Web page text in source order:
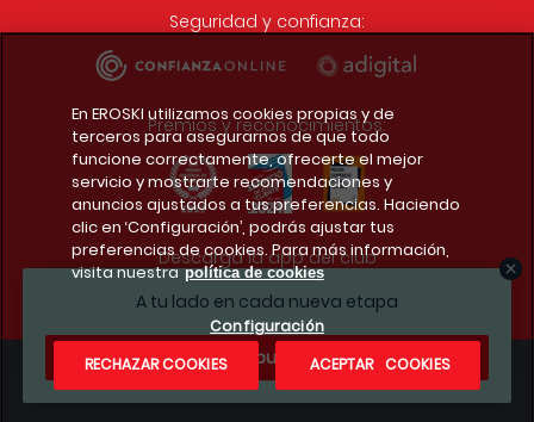
A tu lado en cada nueva etapa
¿Te apuntas?
Seguridad y confianza:
Premios y reconocimientos:
Descarga la app del club
Condiciones legales
En EROSKI utilizamos cookies propias y de
terceros para asegurarnos de que todo
funcione correctamente, ofrecerte el mejor
servicio y mostrarte recomendaciones y
anuncios ajustados a tus preferencias. Haciendo
clic en ‘Configuración’, podrás ajustar tus
preferencias de cookies. Para más información,
visita nuestra política de cookies
Configuración
RECHAZAR COOKIES
ACEPTAR COOKIES